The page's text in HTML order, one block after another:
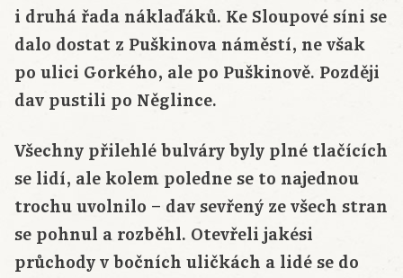
i druhá řada náklaďáků. Ke Sloupové síni se
dalo dostat z Puškinova náměstí, ne však
po ulici Gorkého, ale po Puškinově. Později
dav pustili po Něglince.
Všechny přilehlé bulváry byly plné tlačících
se lidí, ale kolem poledne se to najednou
trochu uvolnilo – dav sevřený ze všech stran
se pohnul a rozběhl. Otevřeli jakési
průchody v bočních uličkách a lidé se do